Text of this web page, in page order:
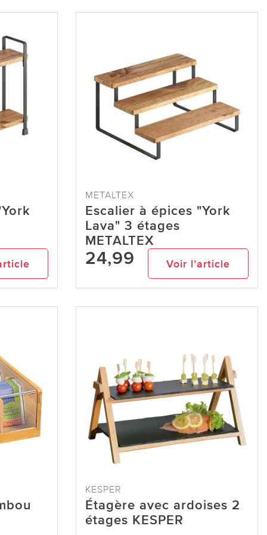
METALTEX
Escalier à épices "York
Lava" 3 étages
METALTEX
24,99 Voir l’article
KESPER
Étagère avec ardoises 2
étages KESPER